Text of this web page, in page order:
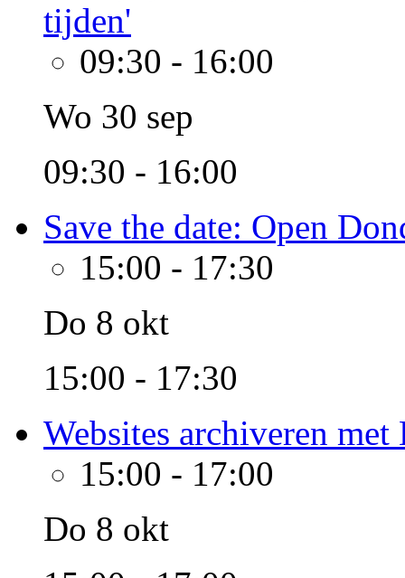
tijden'
09:30 - 16:00
Wo 30 sep
09:30 - 16:00
Save the date: Open
15:00 - 17:30
Do 8 okt
15:00 - 17:30
Websites archiveren
15:00 - 17:00
Do 8 okt